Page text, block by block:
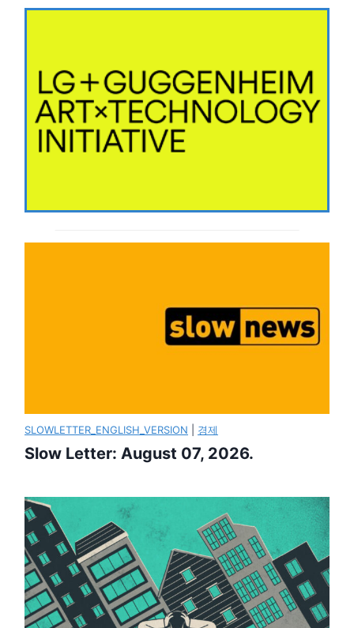
SLOWLETTER_ENGLISH_VERSION 경제
Slow Letter: August 07, 2026.